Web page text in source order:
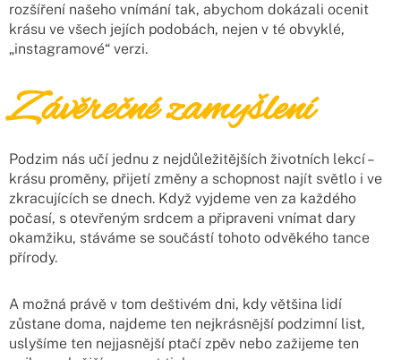
rozšíření našeho vnímání tak, abychom dokázali ocenit
krásu ve všech jejích podobách, nejen v té obvyklé,
„instagramové“ verzi.
Závěrečné zamyšlení
Podzim nás učí jednu z nejdůležitějších životních lekcí –
krásu proměny, přijetí změny a schopnost najít světlo i ve
zkracujících se dnech. Když vyjdeme ven za každého
počasí, s otevřeným srdcem a připraveni vnímat dary
okamžiku, stáváme se součástí tohoto odvěkého tance
přírody.
A možná právě v tom deštivém dni, kdy většina lidí
zůstane doma, najdeme ten nejkrásnější podzimní list,
uslyšíme ten nejjasnější ptačí zpěv nebo zažijeme ten